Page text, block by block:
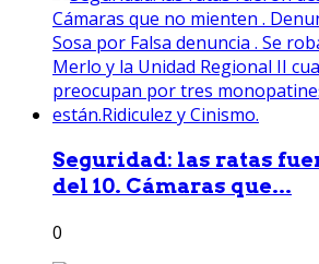
Seguridad: las ratas
del 10. Cámaras que...
0